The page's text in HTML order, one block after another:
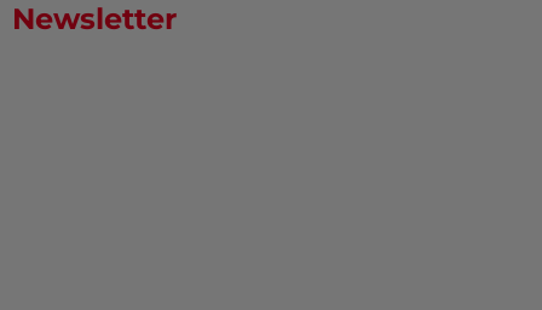
Newsletter